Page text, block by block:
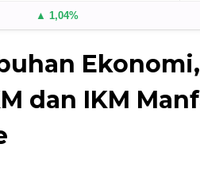
▲ 1,04%
dan IKM